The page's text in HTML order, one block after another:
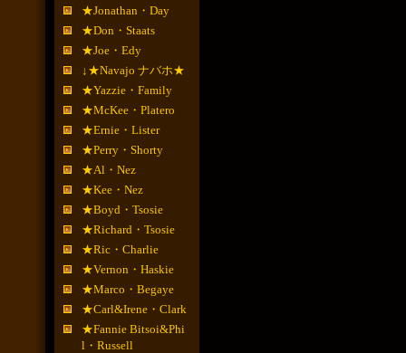
★Jonathan・Day
★Don・Staats
★Joe・Edy
↓★Navajo ナバホ★
★Yazzie・Family
★McKee・Platero
★Ernie・Lister
★Perry・Shorty
★Al・Nez
★Kee・Nez
★Boyd・Tsosie
★Richard・Tsosie
★Ric・Charlie
★Vernon・Haskie
★Marco・Begaye
★Carl&Irene・Clark
★Fannie Bitsoi&Phi
l・Russell